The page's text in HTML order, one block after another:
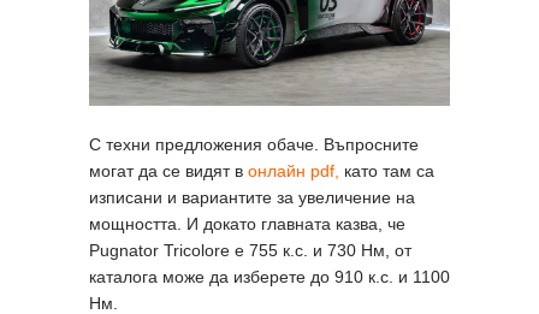
С техни предложения обаче. Въпросните
могат да се видят в онлайн pdf, като там са
изписани и вариантите за увеличение на
мощността. И докато главната казва, че
Pugnator Tricolore е 755 к.с. и 730 Нм, от
каталога може да изберете до 910 к.с. и 1100
Нм.